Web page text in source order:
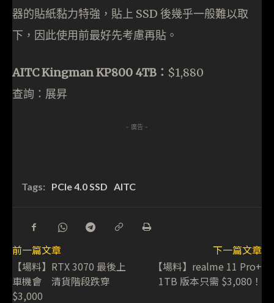
器的貼紙黏力特強，貼上 SSD 後幾乎一般難以取
下，因此使用前最好先考慮再貼。
AITC Kingman KP800 4TB： $1,880
查詢：展昇
- 廣告 -
Tags: PCIe 4.0 SSD AITC
前一篇文章
【場料】RTX 3070 最後上
車機會 清貨階段跌穿
$3,000
下一篇文章
【場料】realme 11 Pro+
1TB 版本只需 $3,080！